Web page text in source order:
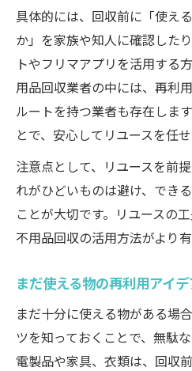
具体的には、回収前に「使え
か」を家族や知人に確認した
トやフリマアプリを活用する
用品回収業者の中には、再利
ルートを持つ業者も存在しま
とで、安心してリユースを任
注意点として、リユースを前
れがひどいものは避け、でき
ことが大切です。リユースの
不用品回収の活用方法がより
まだ使える物の再利用アイ
まだ十分に使える物がある場
ツを知っておくことで、無駄
電製品や家具、衣類は、回収